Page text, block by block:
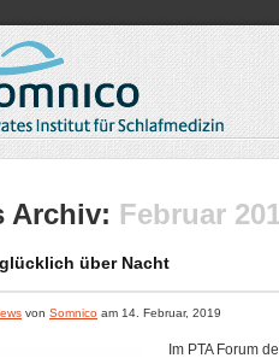
Archiv: Februar
über Nacht
von Somnico am 14. Februar, 2019
Im PTA Forum